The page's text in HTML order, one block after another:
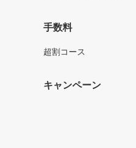
手数料
超割コース
キャンペーン